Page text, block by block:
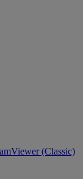
(Classic)